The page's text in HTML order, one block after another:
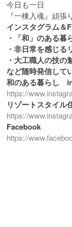
今日も一日
『一棟入魂』頑張
インスタグラム
・「和」のある暮
・非日常を感じる
・大工職人の技の
など随時発信して
和のある暮ら
https://
リゾートスタイ
https://
https://